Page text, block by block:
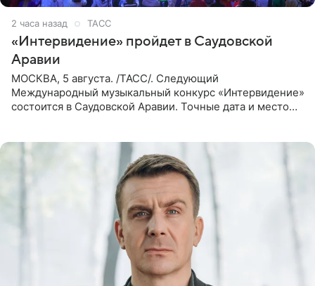
2 часа назад ТАСС
«Интервидение» пройдет в Саудовской
Аравии
МОСКВА, 5 августа. /ТАСС/. Следующий
Международный музыкальный конкурс «Интервидение»
состоится в Саудовской Аравии. Точные дата и место